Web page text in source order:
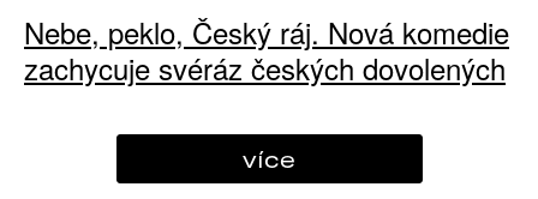
Nebe, peklo, Český ráj. Nová komedie
zachycuje svéráz českých dovolených
více